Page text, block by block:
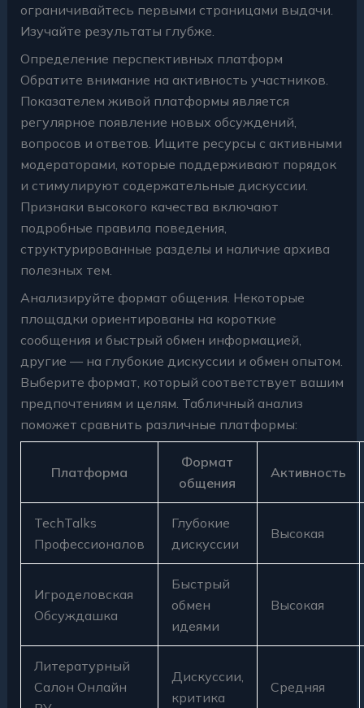
ограничивайтесь первыми страницами выдачи.
Изучайте результаты глубже.
Определение перспективных платформ
Обратите внимание на активность участников.
Показателем живой платформы является
регулярное появление новых обсуждений,
вопросов и ответов. Ищите ресурсы с активными
модераторами, которые поддерживают порядок
и стимулируют содержательные дискуссии.
Признаки высокого качества включают
подробные правила поведения,
структурированные разделы и наличие архива
полезных тем.
Анализируйте формат общения. Некоторые
площадки ориентированы на короткие
сообщения и быстрый обмен информацией,
другие — на глубокие дискуссии и обмен опытом.
Выберите формат, который соответствует вашим
предпочтениям и целям. Табличный анализ
поможет сравнить различные платформы:
Платформа
Формат
общения
Активность
TechTalks
Профессионалов
Глубокие
дискуссии
Высокая
Игроделовская
Обсуждашка
Быстрый
обмен
идеями
Высокая
Литературный
Салон Онлайн
Дискуссии,
критика
Средняя